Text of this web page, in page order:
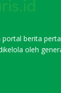
portal berita
oleh